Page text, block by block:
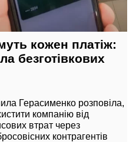
кожен платіж:
безготівкових
Герасименко розповіла,
компанію від
втрат через
контрагентів